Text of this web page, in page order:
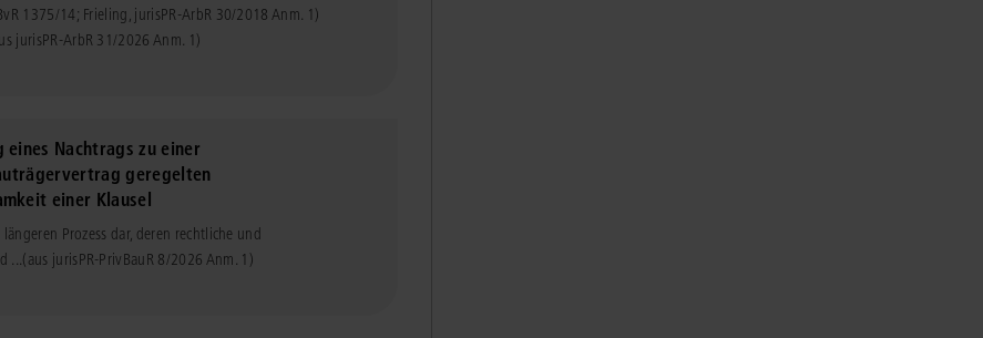
1375/14; Frieling, jurisPR-ArbR 30/2018 Anm. 1)
jurisPR-ArbR 31/2026 Anm. 1)
eines Nachtrags zu einer
geregelten
einer Klausel
Prozess dar, deren rechtliche und
...(aus jurisPR-PrivBauR 8/2026 Anm. 1)